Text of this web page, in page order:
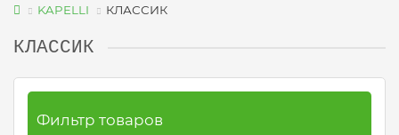
KAPELLI КЛАССИК
КЛАССИК
Фильтр товаров